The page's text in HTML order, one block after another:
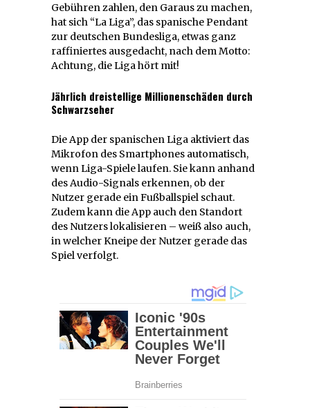
Gebühren zahlen, den Garaus zu machen,
hat sich “La Liga”, das spanische Pendant
zur deutschen Bundesliga, etwas ganz
raffiniertes ausgedacht, nach dem Motto:
Achtung, die Liga hört mit!
Jährlich dreistellige Millionenschäden durch
Schwarzseher
Die App der spanischen Liga aktiviert das
Mikrofon des Smartphones automatisch,
wenn Liga-Spiele laufen. Sie kann anhand
des Audio-Signals erkennen, ob der
Nutzer gerade ein Fußballspiel schaut.
Zudem kann die App auch den Standort
des Nutzers lokalisieren – weiß also auch,
in welcher Kneipe der Nutzer gerade das
Spiel verfolgt.